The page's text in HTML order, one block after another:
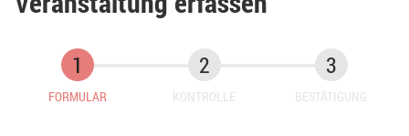
FORMULAR KONTROLLE BESTÄTIGUNG